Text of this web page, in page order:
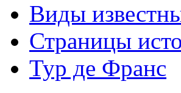
Виды
Страницы
Тур де Франс